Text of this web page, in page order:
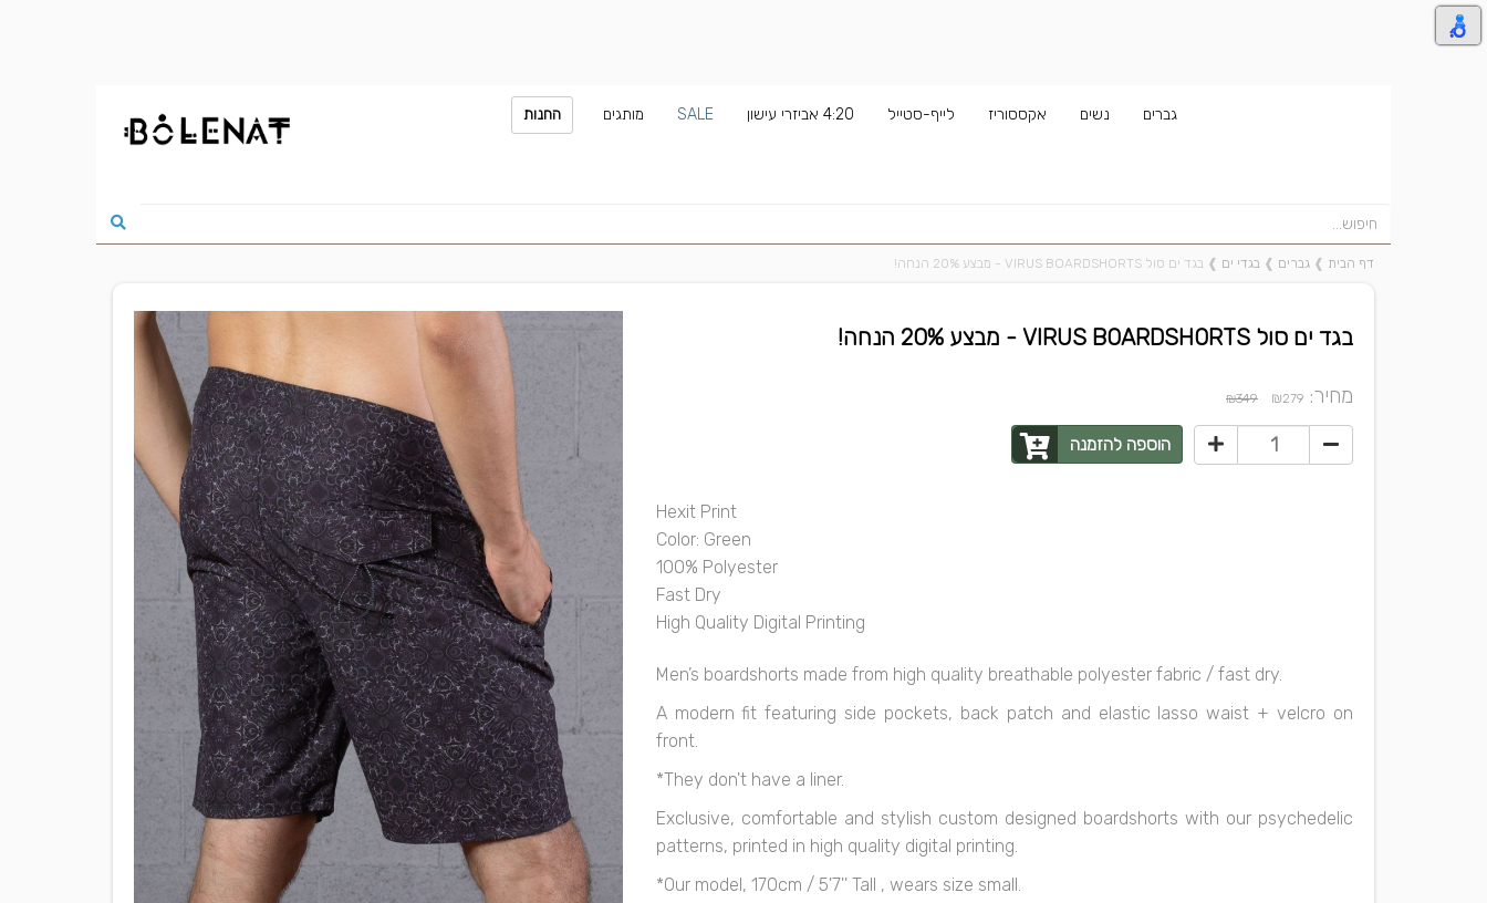
גברים נשים אקססוריז לייף-סטייל 4:20 אביזרי עישון SALE מותגים החנות
דף הבית ❱ גברים ❱ בגדי ים ❱ בגד ים סול VIRUS BOARDSHORTS - מבצע 20% הנחה!
בגד ים סול VIRUS BOARDSHORTS - מבצע 20% הנחה!
מחיר: ₪279
₪349
הוספה להזמנה
Hexit Print
Color: Green
100% Polyester
Fast Dry
High Quality Digital Printing
Men’s boardshorts made from high quality breathable polyester fabric / fast dry.
A modern fit featuring side pockets, back patch and elastic lasso waist + velcro on
front.
*They don't have a liner.
Exclusive, comfortable and stylish custom designed boardshorts with our psychedelic
patterns, printed in high quality digital printing.
*Our model, 170cm / 5'7'' Tall , wears size small.